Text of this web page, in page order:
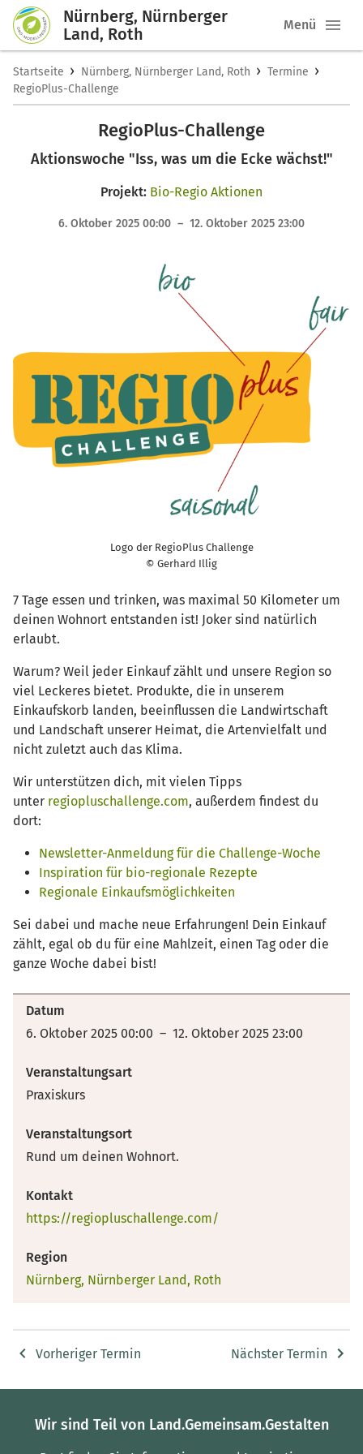
Nürnberg, Nürnberger
Land, Roth
Menü
Startseite › Nürnberg, Nürnberger Land, Roth › Termine ›
RegioPlus-Challenge
RegioPlus-Challenge
Aktionswoche "Iss, was um die Ecke wächst!"
Projekt: Bio-Regio Aktionen
6. Oktober 2025 00:00 – 12. Oktober 2025 23:00
Logo der RegioPlus Challenge
© Gerhard Illig
7 Tage essen und trinken, was maximal 50 Kilometer um
deinen Wohnort entstanden ist! Joker sind natürlich
erlaubt.
Warum? Weil jeder Einkauf zählt und unsere Region so
viel Leckeres bietet. Produkte, die in unserem
Einkaufskorb landen, beeinflussen die Landwirtschaft
und Landschaft unserer Heimat, die Artenvielfalt und
nicht zuletzt auch das Klima.
Wir unterstützen dich, mit vielen Tipps
unter regiopluschallenge.com, außerdem findest du
dort:
Newsletter-Anmeldung für die Challenge-Woche
Inspiration für bio-regionale Rezepte
Regionale Einkaufsmöglichkeiten
Sei dabei und mache neue Erfahrungen! Dein Einkauf
zählt, egal ob du für eine Mahlzeit, einen Tag oder die
ganze Woche dabei bist!
Datum
6. Oktober 2025 00:00 – 12. Oktober 2025 23:00
Veranstaltungsart
Praxiskurs
Veranstaltungsort
Rund um deinen Wohnort.
Kontakt
https://regiopluschallenge.com/
Region
Nürnberg, Nürnberger Land, Roth
Vorheriger Termin Nächster Termin
Wir sind Teil von Land.Gemeinsam.Gestalten